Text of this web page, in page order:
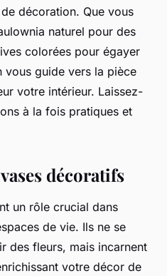
de lecture
décoration. Que vous
naturel pour des
colorées pour égayer
vous guide vers la pièce
votre intérieur. Laissez-
à la fois pratiques et
décoratifs
un rôle crucial dans
de vie. Ils ne se
des fleurs, mais incarnent
votre décor de